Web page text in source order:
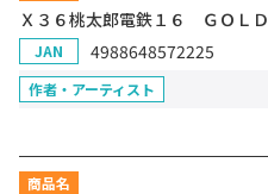
Ｘ３６桃太郎電鉄１６ ＧＯＬＤ
JAN 4988648572225
作者・アーティスト
商品名